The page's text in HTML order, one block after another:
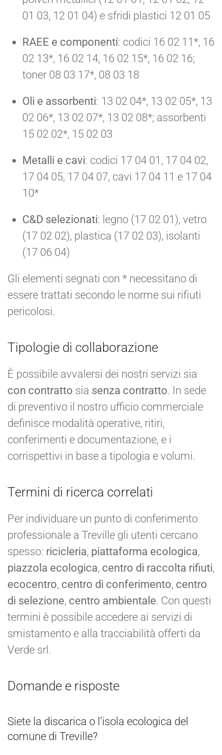
01 03, 12 01 04) e sfridi plastici 12 01 05
RAEE e componenti: codici 16 02 11*, 16
02 13*, 16 02 14, 16 02 15*, 16 02 16;
toner 08 03 17*, 08 03 18
Oli e assorbenti: 13 02 04*, 13 02 05*, 13
02 06*, 13 02 07*, 13 02 08*; assorbenti
15 02 02*, 15 02 03
Metalli e cavi: codici 17 04 01, 17 04 02,
17 04 05, 17 04 07, cavi 17 04 11 e 17 04
10*
C&D selezionati: legno (17 02 01), vetro
(17 02 02), plastica (17 02 03), isolanti
(17 06 04)
Gli elementi segnati con * necessitano di
essere trattati secondo le norme sui rifiuti
pericolosi.
Tipologie di collaborazione
È possibile avvalersi dei nostri servizi sia
con contratto sia senza contratto. In sede
di preventivo il nostro ufficio commerciale
definisce modalità operative, ritiri,
conferimenti e documentazione, e i
corrispettivi in base a tipologia e volumi.
Termini di ricerca correlati
Per individuare un punto di conferimento
professionale a Treville gli utenti cercano
spesso: ricicleria, piattaforma ecologica,
piazzola ecologica, centro di raccolta rifiuti,
ecocentro, centro di conferimento, centro
di selezione, centro ambientale. Con questi
termini è possibile accedere ai servizi di
smistamento e alla tracciabilità offerti da
Verde srl.
Domande e risposte
Siete la discarica o l’isola ecologica del
comune di Treville?